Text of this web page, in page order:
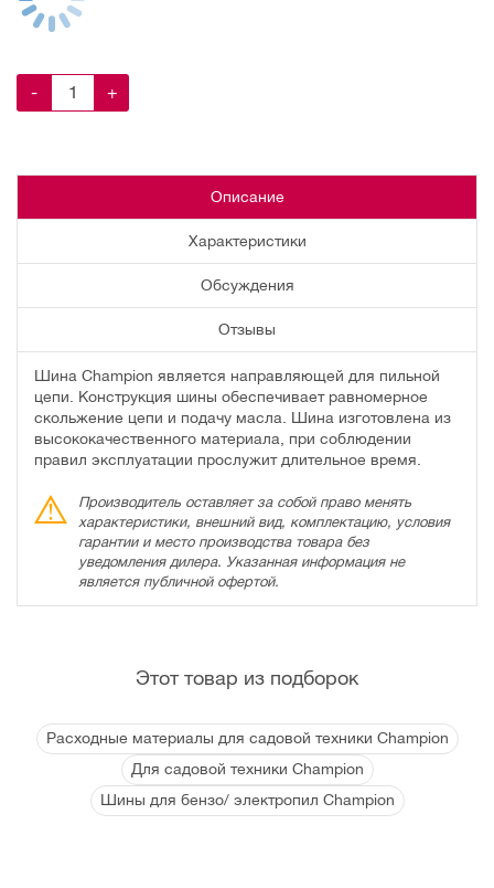
- +
Описание
Характеристики
Обсуждения
Отзывы
Шина Champion является направляющей для пильной
цепи. Конструкция шины обеспечивает равномерное
скольжение цепи и подачу масла. Шина изготовлена из
высококачественного материала, при соблюдении
правил эксплуатации прослужит длительное время.
Производитель оставляет за собой право менять
характеристики, внешний вид, комплектацию, условия
гарантии и место производства товара без
уведомления дилера. Указанная информация не
является публичной офертой.
Этот товар из подборок
Расходные материалы для садовой техники Champion
Для садовой техники Champion
Шины для бензо/ электропил Champion